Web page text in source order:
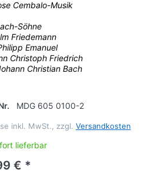
Cembalo-Musik
Söhne
Friedemann
Emanuel
Christoph Friedrich
Christian Bach
MDG 605 0100-2
inkl. MwSt., zzgl. Versandkosten
lieferbar
€ *